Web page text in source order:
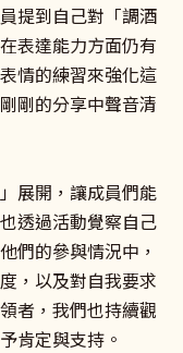
提到自己對「調酒
表達能力方面仍有
情的練習來強化這
剛的分享中聲音清
展開，讓成員們能
透過活動覺察自己
們的參與情況中，
，以及對自我要求
者，我們也持續觀
肯定與支持。